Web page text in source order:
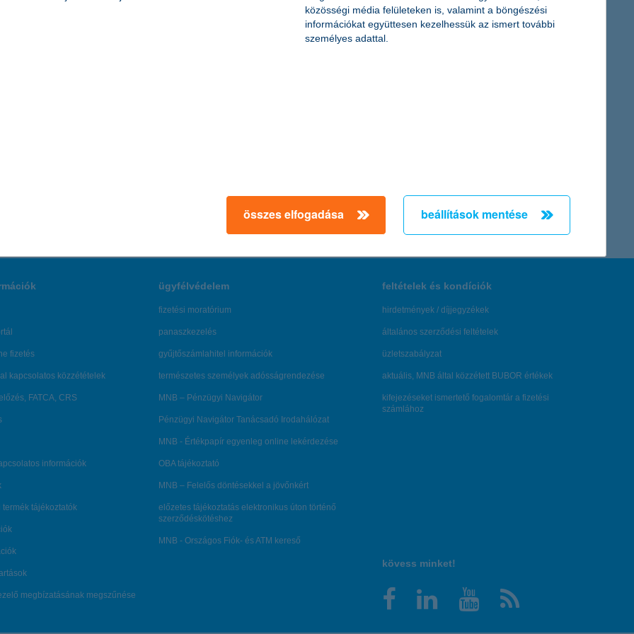
fizetés
kapcsolatos közzétételek
FATCA, CRS
információk
termék tájékoztatók
megbízatásának megszűnése
ügyfélvédelem
fizetési moratórium
panaszkezelés
gyűjtőszámlahitel információk
természetes személyek adósságrendezése
MNB – Pénzügyi Navigátor
Pénzügyi Navigátor Tanácsadó Irodahálózat
MNB - Értékpapír egyenleg online lekérdezése
OBA tájékoztató
MNB – Felelős döntésekkel a jövőnkért
előzetes tájékoztatás elektronikus úton történő
szerződéskötéshez
MNB - Országos Fiók- és ATM kereső
feltételek és kondíciók
hirdetmények / díjjegyzékek
általános szerződési feltételek
üzletszabályzat
aktuális, MNB által közzétett BUBOR értékek
kifejezéseket ismertető fogalomtár a fizetési
számlához
kövess minket!
közösségi média felületeken is, valamint a böngészési
információkat együttesen kezelhessük az ismert további
személyes adattal.
összes elfogadása beállítások mentése